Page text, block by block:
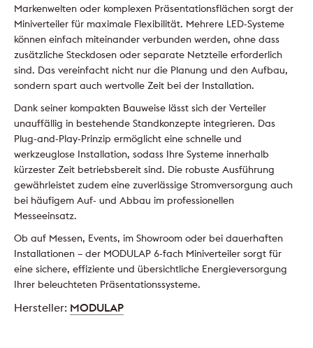
Markenwelten oder komplexen Präsentationsflächen sorgt der
Miniverteiler für maximale Flexibilität. Mehrere LED-Systeme
können einfach miteinander verbunden werden, ohne dass
zusätzliche Steckdosen oder separate Netzteile erforderlich
sind. Das vereinfacht nicht nur die Planung und den Aufbau,
sondern spart auch wertvolle Zeit bei der Installation.
Dank seiner kompakten Bauweise lässt sich der Verteiler
unauffällig in bestehende Standkonzepte integrieren. Das
Plug-and-Play-Prinzip ermöglicht eine schnelle und
werkzeuglose Installation, sodass Ihre Systeme innerhalb
kürzester Zeit betriebsbereit sind. Die robuste Ausführung
gewährleistet zudem eine zuverlässige Stromversorgung auch
bei häufigem Auf- und Abbau im professionellen
Messeeinsatz.
Ob auf Messen, Events, im Showroom oder bei dauerhaften
Installationen – der MODULAP 6-fach Miniverteiler sorgt für
eine sichere, effiziente und übersichtliche Energieversorgung
Ihrer beleuchteten Präsentationssysteme.
Hersteller: MODULAP